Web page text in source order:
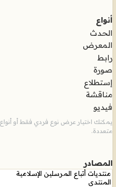
أنواع
الحدث
المعرض
رابط
صورة
إستطلاع
مناقشة
فيديو
يمكنك اختيار عرض نوع فردي فقط أو أنواع
متعددة.
المصادر